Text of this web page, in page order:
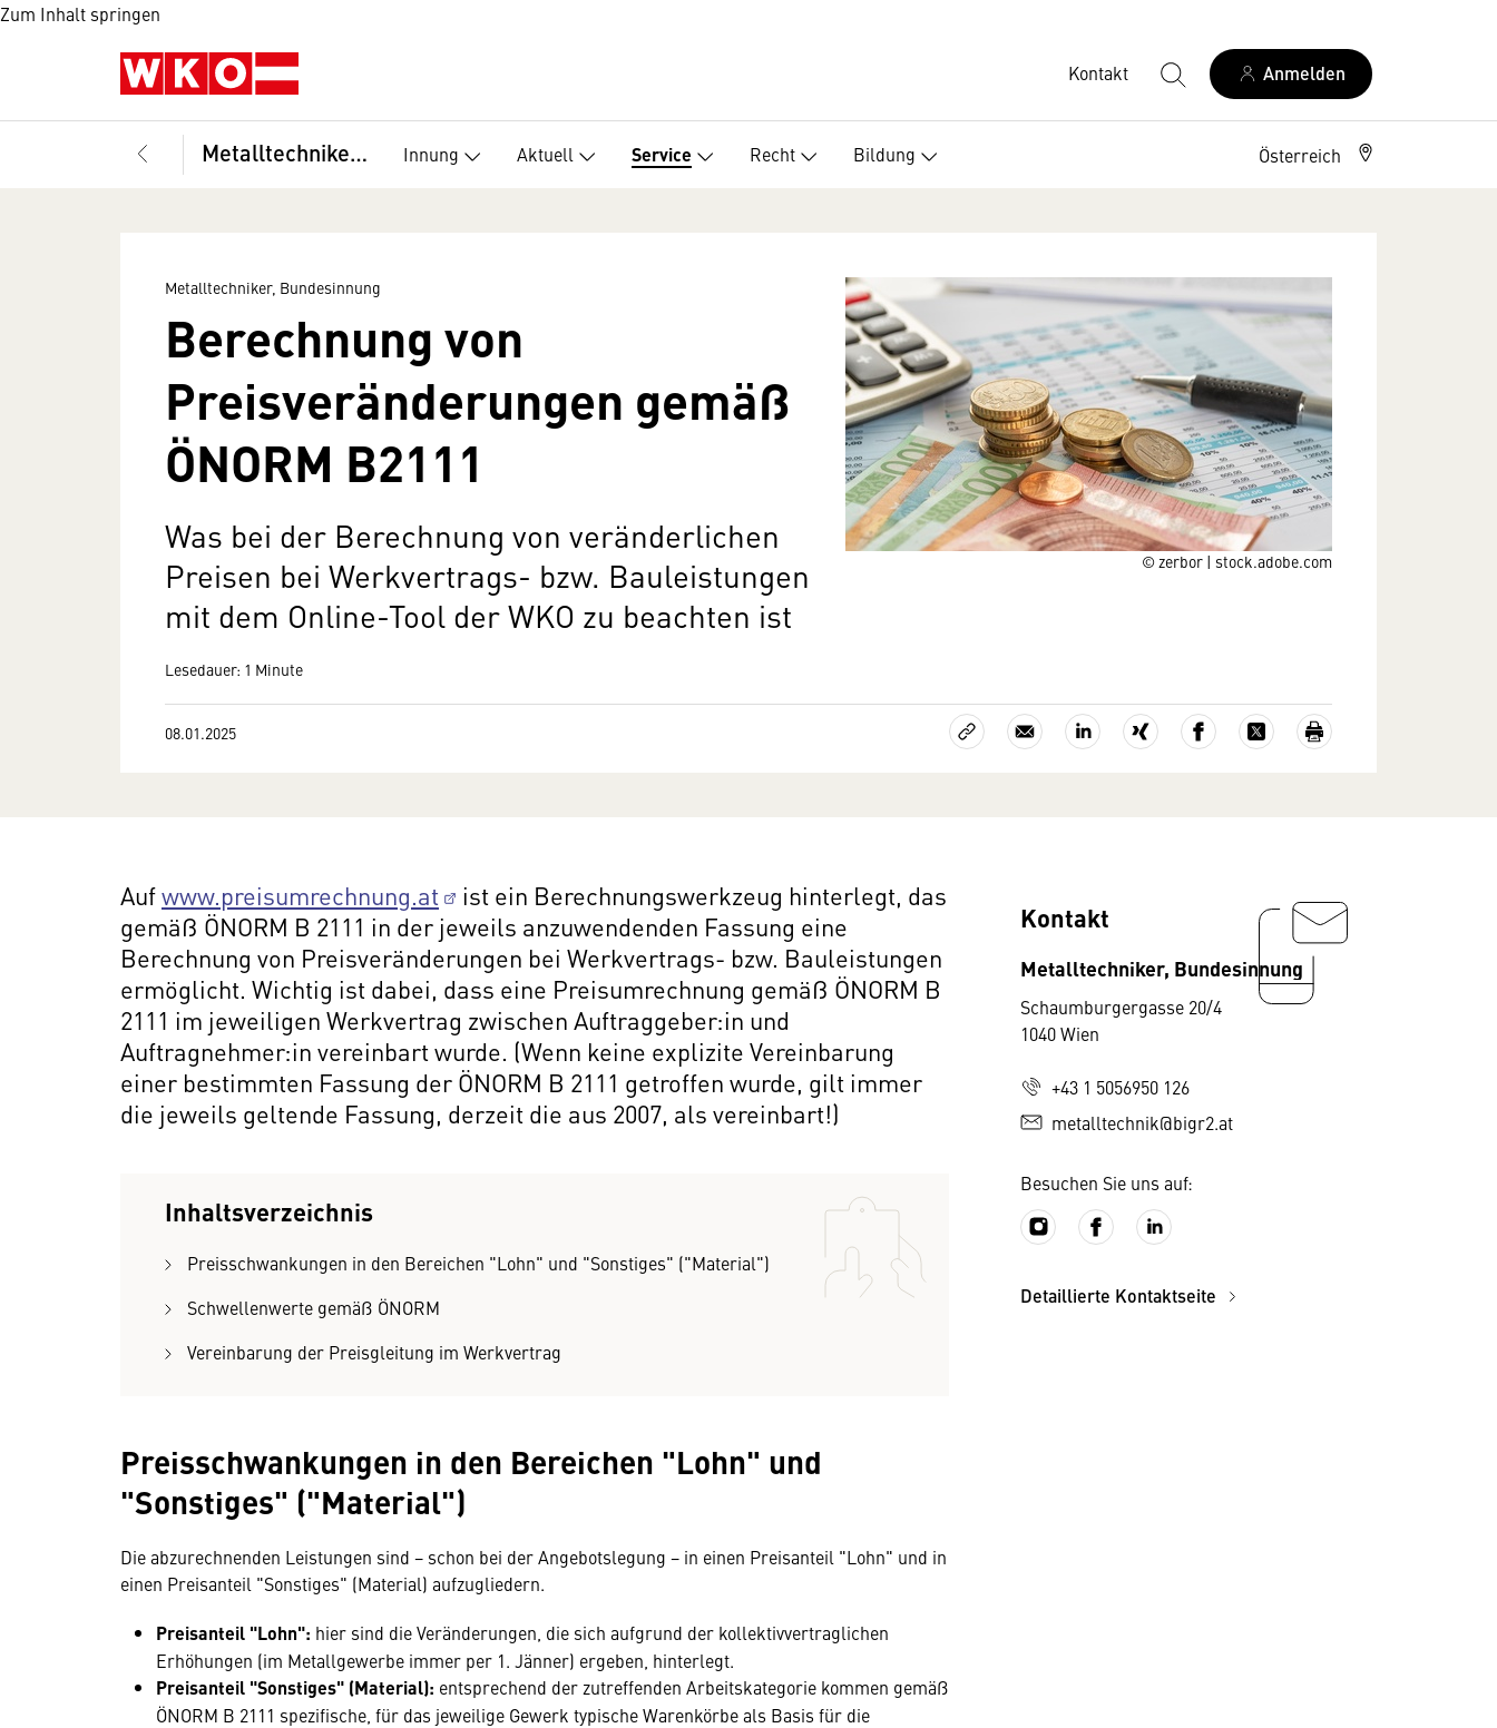
Zum Inhalt springen
Kontakt Anmelden
Metalltechniker, Bundesinnung Innung Aktuell Service Recht Bildung Österreich
© zerbor | stock.adobe.com
Metalltechniker, Bundesinnung
Berechnung von
Preisveränderungen gemäß
ÖNORM B2111
Was bei der Berechnung von veränderlichen
Preisen bei Werkvertrags- bzw. Bauleistungen
mit dem Online-Tool der WKO zu beachten ist
Lesedauer: 1 Minute
08.01.2025
Aufwww.preisumrechnung.at
ist ein Berechnungswerkzeug hinterlegt, das
gemäß ÖNORM B 2111 in der jeweils anzuwendenden Fassung eine
Berechnung von Preisveränderungen bei Werkvertrags- bzw. Bauleistungen
ermöglicht. Wichtig ist dabei, dass eine Preisumrechnung gemäß ÖNORM B
2111 im jeweiligen Werkvertrag zwischen Auftraggeber:in und
Auftragnehmer:in vereinbart wurde. (Wenn keine explizite Vereinbarung
einer bestimmten Fassung der ÖNORM B 2111 getroffen wurde, gilt immer
die jeweils geltende Fassung, derzeit die aus 2007, als vereinbart!)
Inhaltsverzeichnis
Preisschwankungen in den Bereichen "Lohn" und "Sonstiges" ("Material")
Schwellenwerte gemäß ÖNORM
Vereinbarung der Preisgleitung im Werkvertrag
Preisschwankungen in den Bereichen "Lohn" und
"Sonstiges" ("Material")
Die abzurechnenden Leistungen sind − schon bei der Angebotslegung − in einen Preisanteil "Lohn" und in
einen Preisanteil "Sonstiges" (Material) aufzugliedern.
Preisanteil "Lohn": hier sind die Veränderungen, die sich aufgrund der kollektivvertraglichen
Erhöhungen (im Metallgewerbe immer per 1. Jänner) ergeben, hinterlegt.
Preisanteil "Sonstiges" (Material): entsprechend der zutreffenden Arbeitskategorie kommen gemäß
ÖNORM B 2111 spezifische, für das jeweilige Gewerk typische Warenkörbe als Basis für die
Kontakt
Metalltechniker, Bundesinnung
Schaumburgergasse 20/4
1040 Wien
+43 1 5056950 126
metalltechnik@bigr2.at
Besuchen Sie uns auf:
Detaillierte Kontaktseite